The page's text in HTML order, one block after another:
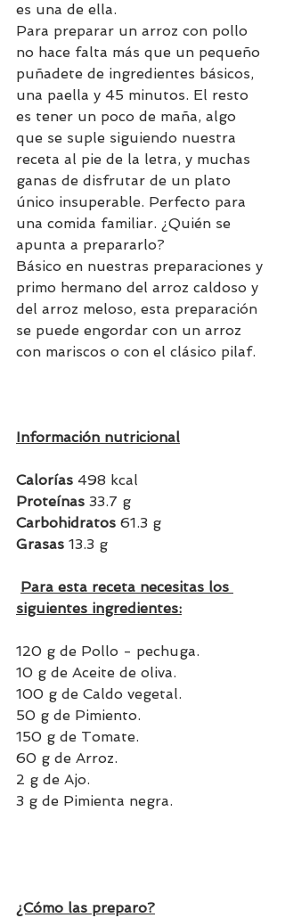
es una de ella.
Para preparar un arroz con pollo
no hace falta más que un pequeño
puñadete de ingredientes básicos,
una paella y 45 minutos. El resto
es tener un poco de maña, algo
que se suple siguiendo nuestra
receta al pie de la letra, y muchas
ganas de disfrutar de un plato
único insuperable. Perfecto para
una comida familiar. ¿Quién se
apunta a prepararlo?
Básico en nuestras preparaciones y
primo hermano del arroz caldoso y
del arroz meloso, esta preparación
se puede engordar con un arroz
con mariscos o con el clásico pilaf.
Información nutricional
Calorías 498 kcal
Proteínas 33.7 g
Carbohidratos 61.3 g
Grasas 13.3 g
Para esta receta necesitas los
siguientes ingredientes:
120 g de Pollo - pechuga.
10 g de Aceite de oliva.
100 g de Caldo vegetal.
50 g de Pimiento.
150 g de Tomate.
60 g de Arroz.
2 g de Ajo.
3 g de Pimienta negra.
¿Cómo las preparo?